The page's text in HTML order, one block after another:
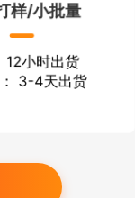
1片起贴